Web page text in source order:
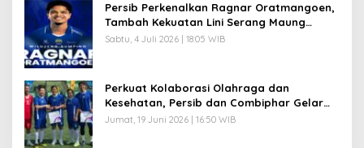
Persib Perkenalkan Ragnar Oratmangoen,
Tambah Kekuatan Lini Serang Maung
Bandung
Sabtu, 4 Juli 2026 | 18:05 WIB
Perkuat Kolaborasi Olahraga dan
Kesehatan, Persib dan Combiphar Gelar
Friendly Match
Jumat, 19 Juni 2026 | 16:50 WIB